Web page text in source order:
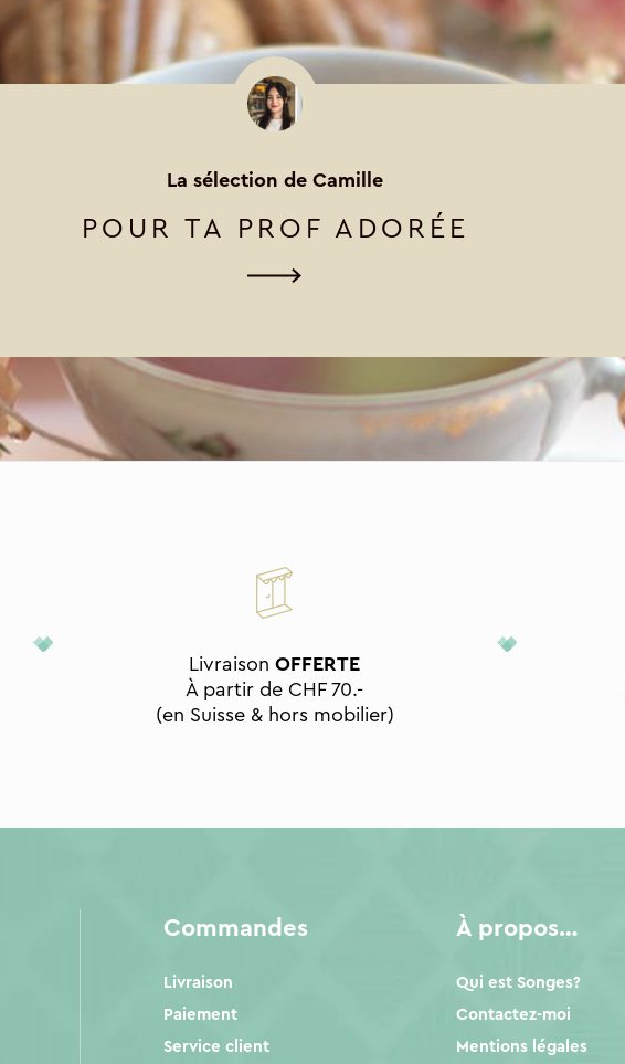
La sélection de Camille
POUR TA PROF ADORÉE
LivraisonOFFERTE
À partir de CHF 70.-
(en Suisse & hors mobilier)
Commandes
Livraison
Paiement
Service client
À propos…
Qui est Songes?
Contactez-moi
Mentions légales